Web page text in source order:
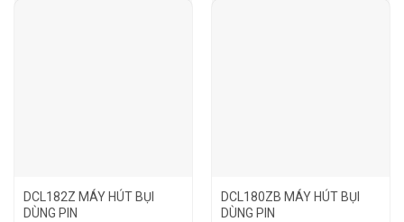
DCL182Z MÁY HÚT BỤI
DÙNG PIN
DCL180ZB MÁY HÚT BỤI
DÙNG PIN